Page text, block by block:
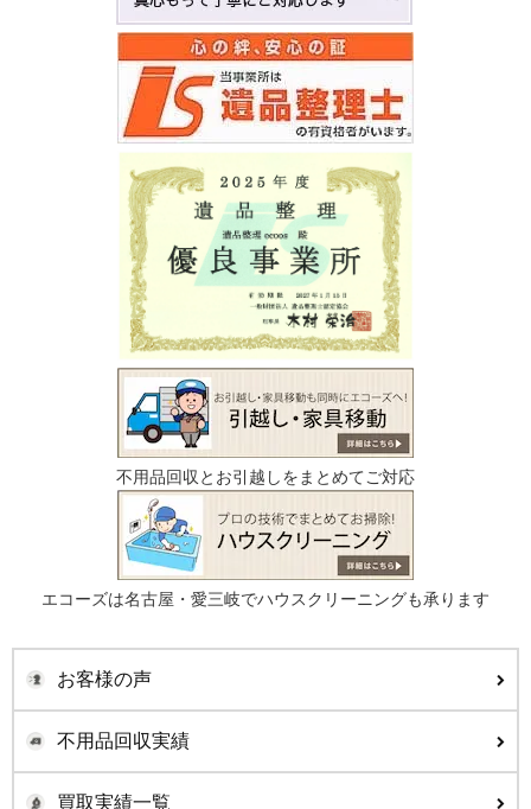
不用品回収とお引越しをまとめてご対応
エコーズは名古屋・愛三岐でハウスクリーニングも承ります
お客様の声
不用品回収実績
買取実績一覧